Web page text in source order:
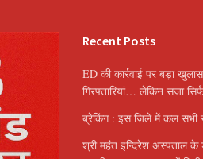
Recent Posts
ED की कार्रवाई पर बड़ा
गिरफ्तारियां… लेकिन सजा
ब्रेकिंग : इस जिले में कल सभी
श्री महंत इन्दिरेश अस्पताल के